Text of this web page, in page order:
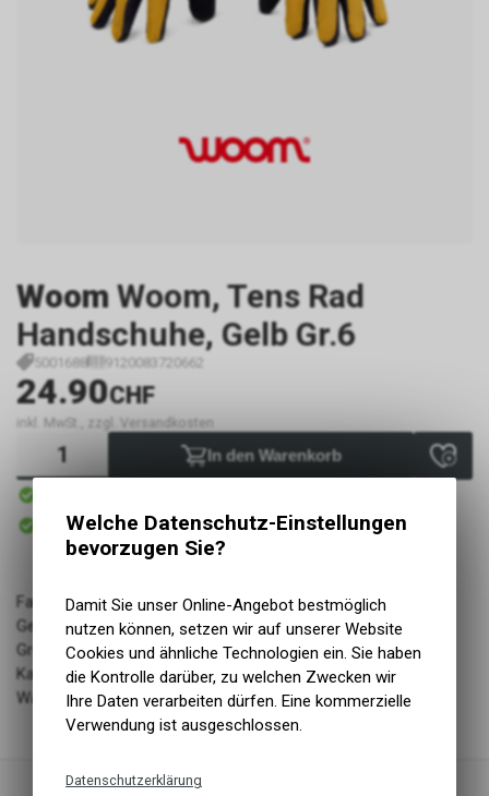
Woom Woom, Tens Rad
Handschuhe, Gelb Gr.6
5001688 9120083720662
24.90CHF
inkl. MwSt., zzgl. Versandkosten
In den Warenkorb
Sofort abholbar
Abholung Zweiradliebe GmbH
Farbe: Gelb
Geschlecht: k
Grösse: 6
Kategorie: accessories
Warengruppe: Bekleidung
Welche Datenschutz-Einstellungen
bevorzugen Sie?
Damit Sie unser Online-Angebot bestmöglich
nutzen können, setzen wir auf unserer Website
Cookies und ähnliche Technologien ein. Sie haben
die Kontrolle darüber, zu welchen Zwecken wir
Ihre Daten verarbeiten dürfen. Eine kommerzielle
Verwendung ist ausgeschlossen.
Datenschutzerklärung